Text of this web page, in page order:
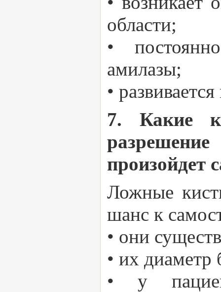
области;
•
амилазы;
•
7. Какие
произойдет
Ложные
шанс к
• они
• их диаметр
• у